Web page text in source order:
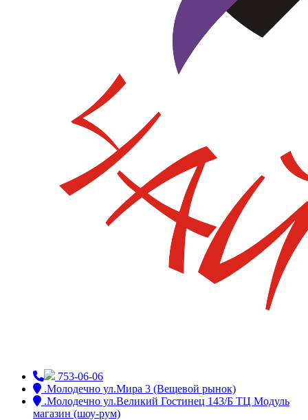
753-06-06
.Молодечно ул.Мира 3 (Вещевой рынок)
.Молодечно ул.Великий Гостинец 143/Б ТЦ Модуль
магазин (шоу-рум)